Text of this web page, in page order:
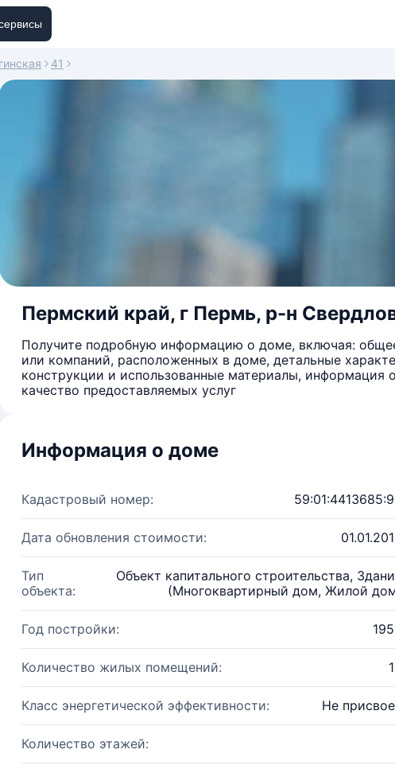
41
Пермский край, г Пермь, р-н
Получите подробную информацию о доме, включая:
или компаний, расположенных в доме, детальные
конструкции и использованные материалы, информация
качество предоставляемых услуг
Информация о доме
Кадастровый номер:
Дата обновления стоимости:
Тип
объекта:
Объект капитального строительства,
(Многоквартирный дом, Жилой
Год постройки:
Количество жилых помещений:
Класс энергетической эффективности: Не
Количество этажей: